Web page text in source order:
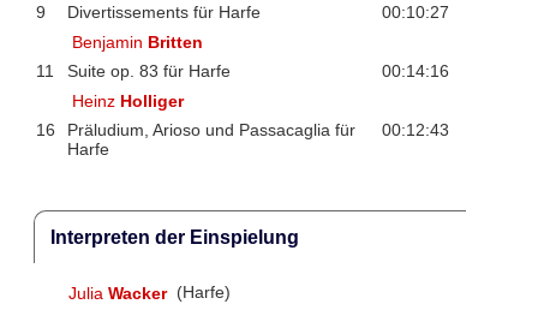
9
Divertissements für Harfe
00:10:27
Benjamin Britten
11
Suite op. 83 für Harfe
00:14:16
Heinz Holliger
16
Präludium, Arioso und Passacaglia für
Harfe
00:12:43
Interpreten der Einspielung
Julia Wacker (Harfe)